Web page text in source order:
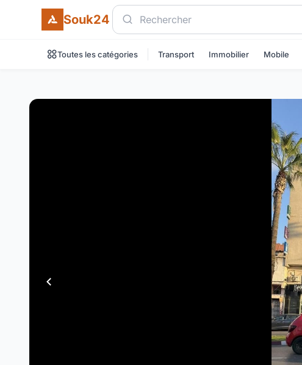
Souk24
Toutes les catégories Transport Immobilier Mobile